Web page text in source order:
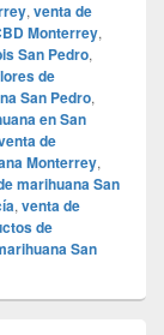
, venta de
Monterrey,
San Pedro,
de
San Pedro,
en San
de
Monterrey,
marihuana San
, venta de
de
San